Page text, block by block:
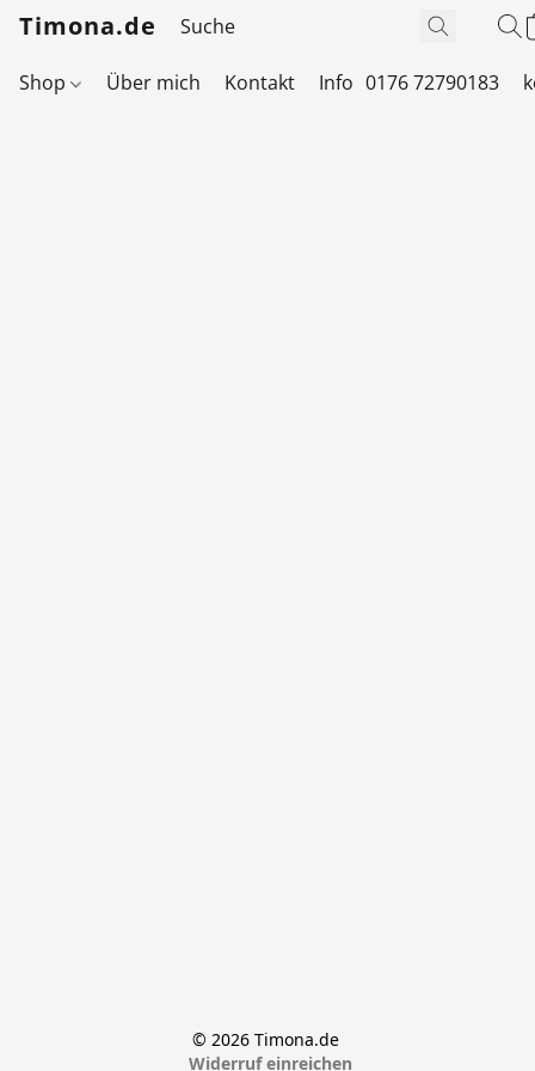
Timona.de
Shop Über mich Kontakt Info 0176 72790183
© 2026 Timona.de
Widerruf einreichen